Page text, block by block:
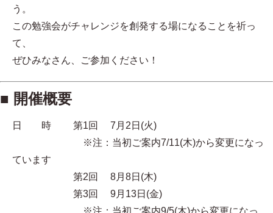
う。
この勉強会がチャレンジを創発する場になることを祈っ
て、
ぜひみなさん、ご参加ください！
■ 開催概要
日 時 第1回 7月2日(火)
※注：当初ご案内7/11(木)から変更になっ
ています
第2回 8月8日(木)
第3回 9月13日(金)
※注：当初ご案内9/5(木)から変更になっ